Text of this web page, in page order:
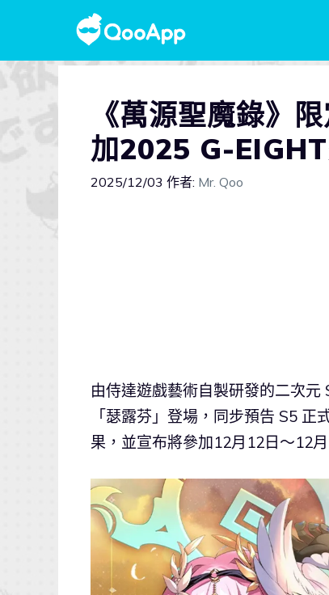
《萬源聖魔錄》
加2025 G-
2025/12/03 作者: Mr. Qoo
由侍達遊戲藝術自製研發的二次元
「瑟露芬」登場，同步預告 S5
果，並宣布將參加12月12日～12